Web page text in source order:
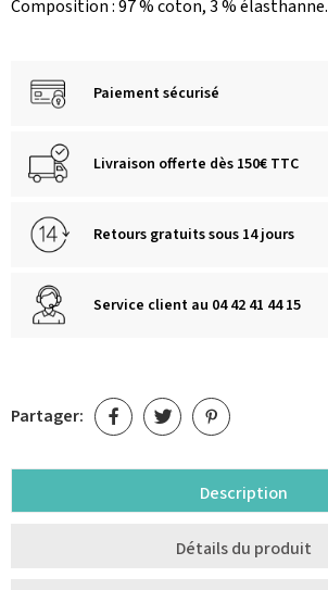
Composition : 97 % coton, 3 % élasthanne.
Paiement sécurisé
Livraison offerte dès 150€ TTC
Retours gratuits sous 14 jours
Service client au 04 42 41 44 15
Partager:
Description
Détails du produit